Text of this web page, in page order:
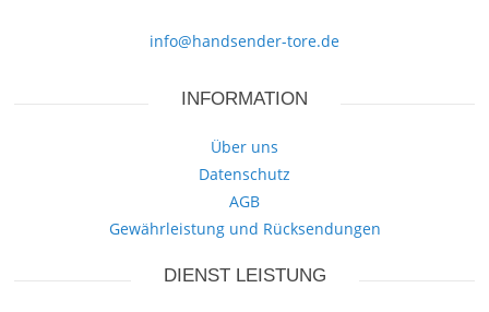
info@handsender-tore.de
INFORMATION
Über uns
Datenschutz
AGB
Gewährleistung und Rücksendungen
DIENST LEISTUNG